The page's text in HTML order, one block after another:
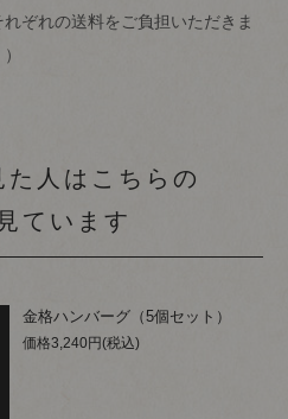
ぞれの送料をご負担いただきま
た人はこちらの
ています
金格ハンバーグ（5個セット）
価格3,240円(税込)